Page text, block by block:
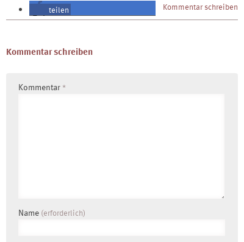
teilen
Kommentar schreiben
Kommentar schreiben
Kommentar *
Name (erforderlich)